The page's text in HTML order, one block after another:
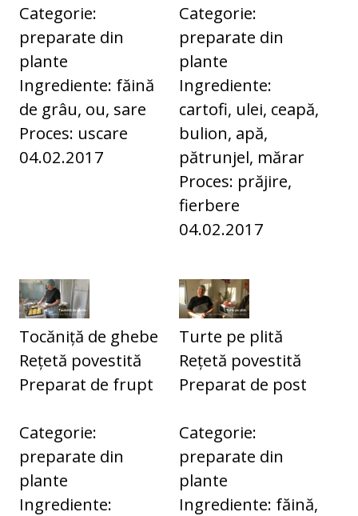
Categorie:
preparate din
plante
Ingrediente: făină
de grâu, ou, sare
Proces: uscare
04.02.2017
Categorie:
preparate din
plante
Ingrediente:
cartofi, ulei, ceapă,
bulion, apă,
pătrunjel, mărar
Proces: prăjire,
fierbere
04.02.2017
Tocăniță de ghebe
Rețetă povestită
Preparat de frupt
Categorie:
preparate din
plante
Ingrediente:
Turte pe plită
Rețetă povestită
Preparat de post
Categorie:
preparate din
plante
Ingrediente: făină,